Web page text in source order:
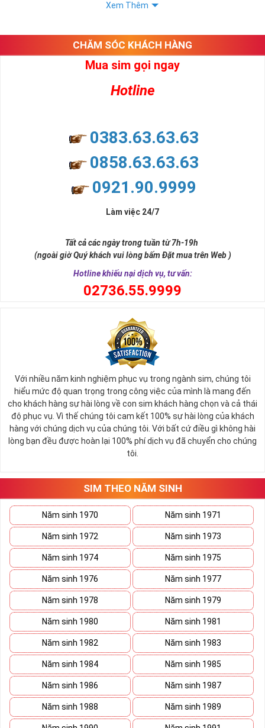
như sự sắp xếp của các con số trong sim.
Ý nghĩa sim tứ quý 2
nhiều thành công, thăng tiến hơn.
và tính hai mặt. Số 2 thúc giục chúng ta lựa chọn, dựa vào những
đời, nơi bạn phải đưa ra những quyết định quan trọng.
Ý nghĩa sim tứ quý 2
Theo quan niệm phong thủy
Số 2 tượng trưng cho sự cân bằng, hài hòa của âm dương và đất
trời. Sự cân bằng này giúp cho mọi việc đều thuận lợi và mang lại
nhiều may mắn trong cuộc sống và kinh doanh.
Số 2 còn biểu trưng cho lòng tốt, sự ổn định và tính hai mặt của
mọi vấn đề. Số 2 giúp cho họ có được sự lựa chọn, để đưa ra
những hướng giải quyết đúng đắn nhắt.
tứ 2 cùng xuất hiện trong một dãy số sim càng giúp cho ý nghĩa
sim tứ quýtăng lên gấp bội. Sở hữu sim Tứ Quý 2 giúp khích lệ tinh
thần người sở hữu là không sợ bất cứ điều gì mà hãy cứ làm thì
mọi điều tốt đẹp và may mắn ắt sẽ đến.
Lợi ích sim Tứ Quý 2 mang lại là gì?
Xem Thêm
CHĂM SÓC KHÁCH HÀNG
Mua sim gọi ngay
Hotline
0383.63.63.63
0858.63.63.63
0921.90.9999
Làm việc 24/7
Tất cả các ngày trong tuần từ 7h-19h
(ngoài giờ Quý khách vui lòng bấm Đặt mua trên Web )
Hotline khiếu nại dịch vụ, tư vấn:
02736.55.9999
Với nhiều năm kinh nghiệm phục vụ trong ngành sim, chúng tôi
hiểu mức độ quan trọng trong công việc của mình là mang đến
cho khách hàng sự hài lòng về con sim khách hàng chọn và cả thái
độ phục vụ. Vì thế chúng tôi cam kết 100% sự hài lòng của khách
hàng với chúng dịch vụ của chúng tôi. Với bất cứ điều gì không hài
lòng bạn đều được hoàn lại 100% phí dịch vụ đã chuyển cho chúng
tôi.
SIM THEO NĂM SINH
Năm sinh 1970 Năm sinh 1971
Năm sinh 1972 Năm sinh 1973
Năm sinh 1974 Năm sinh 1975
Năm sinh 1976 Năm sinh 1977
Năm sinh 1978 Năm sinh 1979
Năm sinh 1980 Năm sinh 1981
Năm sinh 1982 Năm sinh 1983
Năm sinh 1984 Năm sinh 1985
Năm sinh 1986 Năm sinh 1987
Năm sinh 1988 Năm sinh 1989